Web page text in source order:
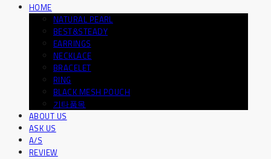
HOME
NATURAL PEARL
BEST&STEADY
EARRINGS
NECKLACE
BRACELET
RING
BLACK MESH POUCH
기타품목
ABOUT US
ASK US
A/S
REVIEW